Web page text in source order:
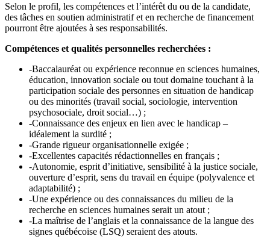
Selon le profil, les compétences et l’intérêt du ou de la candidate,
des tâches en soutien administratif et en recherche de financement
pourront être ajoutées à ses responsabilités.
Compétences et qualités personnelles recherchées :
-Baccalauréat ou expérience reconnue en sciences humaines,
éducation, innovation sociale ou tout domaine touchant à la
participation sociale des personnes en situation de handicap
ou des minorités (travail social, sociologie, intervention
psychosociale, droit social…) ;
-Connaissance des enjeux en lien avec le handicap –
idéalement la surdité ;
-Grande rigueur organisationnelle exigée ;
-Excellentes capacités rédactionnelles en français ;
-Autonomie, esprit d’initiative, sensibilité à la justice sociale,
ouverture d’esprit, sens du travail en équipe (polyvalence et
adaptabilité) ;
-Une expérience ou des connaissances du milieu de la
recherche en sciences humaines serait un atout ;
-La maîtrise de l’anglais et la connaissance de la langue des
signes québécoise (LSQ) seraient des atouts.